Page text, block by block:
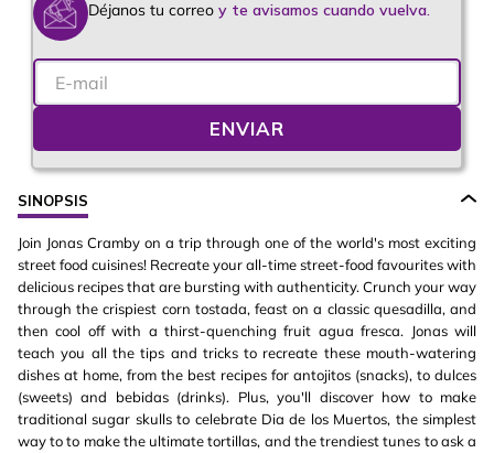
Déjanos tu correo y te avisamos cuando vuelva.
ENVIAR
SINOPSIS
Join Jonas Cramby on a trip through one of the world's most exciting
street food cuisines! Recreate your all-time street-food favourites with
delicious recipes that are bursting with authenticity. Crunch your way
through the crispiest corn tostada, feast on a classic quesadilla, and
then cool off with a thirst-quenching fruit agua fresca. Jonas will
teach you all the tips and tricks to recreate these mouth-watering
dishes at home, from the best recipes for antojitos (snacks), to dulces
(sweets) and bebidas (drinks). Plus, you'll discover how to make
traditional sugar skulls to celebrate Dia de los Muertos, the simplest
way to to make the ultimate tortillas, and the trendiest tunes to ask a